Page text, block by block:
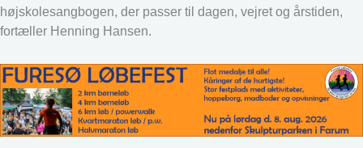
højskolesangbogen, der passer til dagen, vejret og årstiden,
fortæller Henning Hansen.